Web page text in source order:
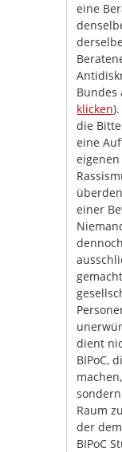
eine
Bundes
klicken
die
eine
einer
dient
BIPoC,
Raum
der
BIPoC